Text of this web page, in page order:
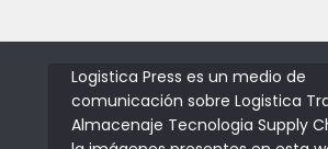
Logistica Press es un medio de
comunicación sobre Logistica
Almacenaje Tecnologia Supply